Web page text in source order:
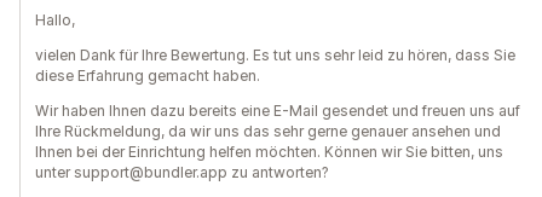
Hallo,
vielen Dank für Ihre Bewertung. Es tut uns sehr leid zu hören, dass Sie
diese Erfahrung gemacht haben.
Wir haben Ihnen dazu bereits eine E-Mail gesendet und freuen uns auf
Ihre Rückmeldung, da wir uns das sehr gerne genauer ansehen und
Ihnen bei der Einrichtung helfen möchten. Können wir Sie bitten, uns
unter support@bundler.app zu antworten?